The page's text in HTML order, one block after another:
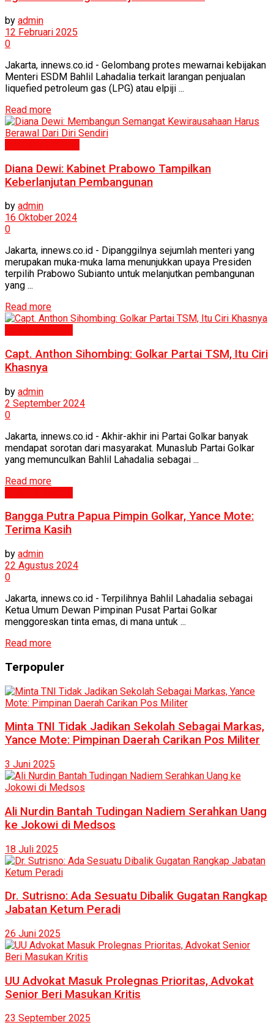
by admin
12 Februari 2025
0
Jakarta, innews.co.id - Gelombang protes mewarnai kebijakan
Menteri ESDM Bahlil Lahadalia terkait larangan penjualan
liquefied petroleum gas (LPG) atau elpiji ...
Read more
Diana Dewi: Kabinet Prabowo Tampilkan
Keberlanjutan Pembangunan
by admin
16 Oktober 2024
0
Jakarta, innews.co.id - Dipanggilnya sejumlah menteri yang
merupakan muka-muka lama menunjukkan upaya Presiden
terpilih Prabowo Subianto untuk melanjutkan pembangunan
yang ...
Read more
Capt. Anthon Sihombing: Golkar Partai TSM, Itu Ciri
Khasnya
by admin
2 September 2024
0
Jakarta, innews.co.id - Akhir-akhir ini Partai Golkar banyak
mendapat sorotan dari masyarakat. Munaslub Partai Golkar
yang memunculkan Bahlil Lahadalia sebagai ...
Read more
Bangga Putra Papua Pimpin Golkar, Yance Mote:
Terima Kasih
by admin
22 Agustus 2024
0
Jakarta, innews.co.id - Terpilihnya Bahlil Lahadalia sebagai
Ketua Umum Dewan Pimpinan Pusat Partai Golkar
menggoreskan tinta emas, di mana untuk ...
Read more
Terpopuler
Minta TNI Tidak Jadikan Sekolah Sebagai Markas,
Yance Mote: Pimpinan Daerah Carikan Pos Militer
3 Juni 2025
Ali Nurdin Bantah Tudingan Nadiem Serahkan Uang
ke Jokowi di Medsos
18 Juli 2025
Dr. Sutrisno: Ada Sesuatu Dibalik Gugatan Rangkap
Jabatan Ketum Peradi
26 Juni 2025
UU Advokat Masuk Prolegnas Prioritas, Advokat
Senior Beri Masukan Kritis
23 September 2025